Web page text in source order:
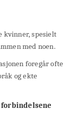
kvinner, spesielt
med noen.
foregår ofte
og ekte